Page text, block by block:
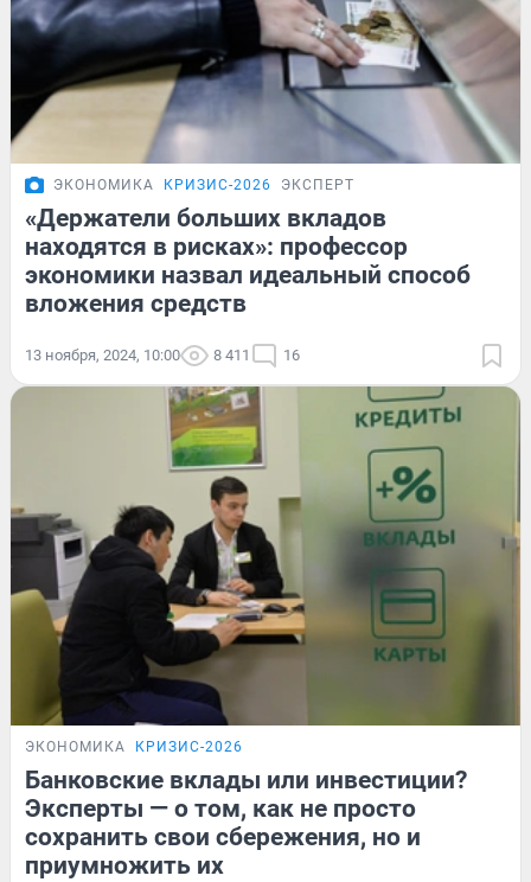
ЭКОНОМИКА КРИЗИС-2026 ЭКСПЕРТ
«Держатели больших вкладов
находятся в рисках»: профессор
экономики назвал идеальный способ
вложения средств
13 ноября, 2024, 10:00 8 411 16
ЭКОНОМИКА КРИЗИС-2026
Банковские вклады или инвестиции?
Эксперты — о том, как не просто
сохранить свои сбережения, но и
приумножить их